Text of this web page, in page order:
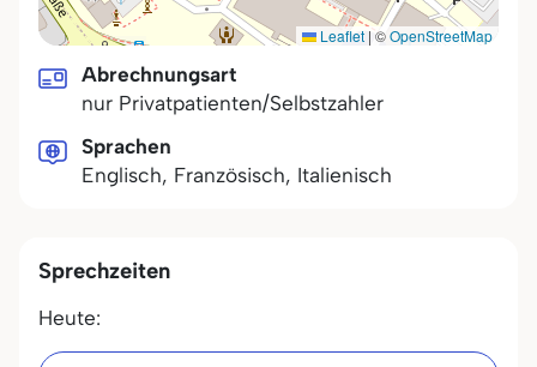
Leaflet |©OpenStreetMap
Abrechnungsart
nur Privatpatienten/Selbstzahler
Sprachen
Englisch, Französisch, Italienisch
Sprechzeiten
Heute: